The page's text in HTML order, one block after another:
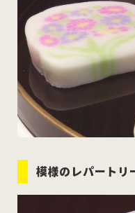
模様のレパートリ